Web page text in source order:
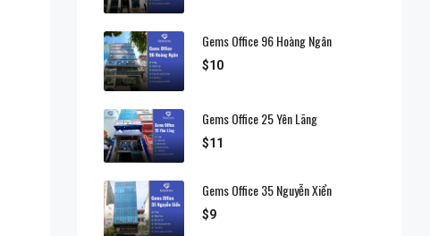
Gems Office 96 Hoàng Ngân
$10
Gems Office 25 Yên Lãng
$11
Gems Office 35 Nguyễn Xiển
$9